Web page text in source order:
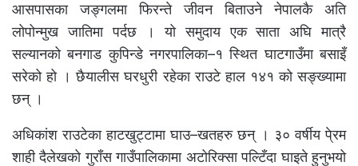
आसपासका जङ्गलमा फिरन्ते जीवन बिताउने नेपालकै अति
लोपोन्मुख जातिमा पर्दछ । यो समुदाय एक साता अघि मात्रै
सल्यानको बनगाड कुपिन्डे नगरपालिका–१ स्थित घाटगाउँमा बसाइँ
सरेको हो । छैयालीस घरधुरी रहेका राउटे हाल १४१ को सङ्ख्यामा
छन् ।
अधिकांश राउटेका हाटखुट्टामा घाउ–खतहरु छन् । ३० वर्षीय पे्रम
शाही दैलेखको गुराँस गाउँपालिकामा अटोरिक्सा पल्टिँदा घाइते हुनुभयो